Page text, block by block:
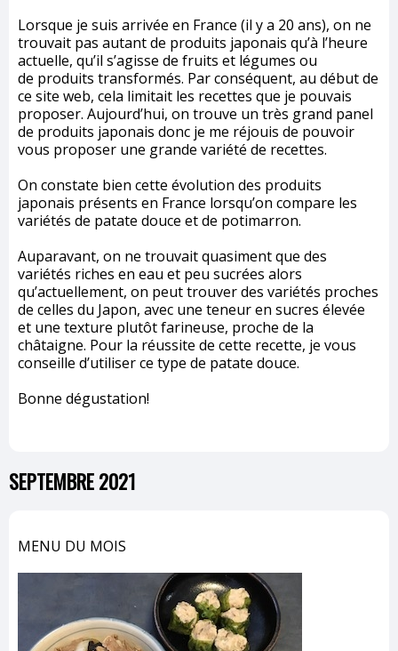
Lorsque je suis arrivée en France (il y a 20 ans), on ne
trouvait pas autant de produits japonais qu’à l’heure
actuelle, qu’il s’agisse de fruits et légumes ou
de produits transformés. Par conséquent, au début de
ce site web, cela limitait les recettes que je pouvais
proposer. Aujourd’hui, on trouve un très grand panel
de produits japonais donc je me réjouis de pouvoir
vous proposer une grande variété de recettes.
On constate bien cette évolution des produits
japonais présents en France lorsqu’on compare les
variétés de patate douce et de potimarron.
Auparavant, on ne trouvait quasiment que des
variétés riches en eau et peu sucrées alors
qu’actuellement, on peut trouver des variétés proches
de celles du Japon, avec une teneur en sucres élevée
et une texture plutôt farineuse, proche de la
châtaigne. Pour la réussite de cette recette, je vous
conseille d’utiliser ce type de patate douce.
Bonne dégustation!
SEPTEMBRE 2021
MENU DU MOIS